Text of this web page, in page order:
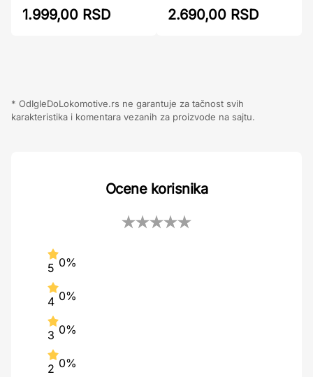
1.999,00 RSD 2.690,00 RSD
* OdIgleDoLokomotive.rs ne garantuje za tačnost svih
karakteristika i komentara vezanih za proizvode na sajtu.
Ocene korisnika
5 0%
4 0%
3 0%
2 0%